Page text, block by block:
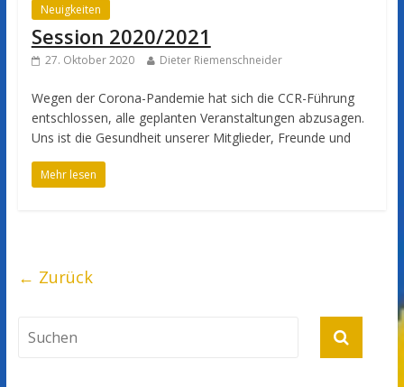
Neuigkeiten
Session 2020/2021
27. Oktober 2020 Dieter Riemenschneider
Wegen der Corona-Pandemie hat sich die CCR-Führung
entschlossen, alle geplanten Veranstaltungen abzusagen.
Uns ist die Gesundheit unserer Mitglieder, Freunde und
Mehr lesen
← Zurück